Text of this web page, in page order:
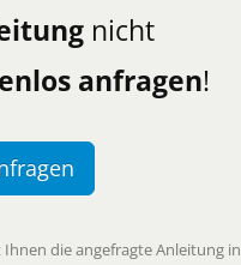
nicht
anfragen!
die angefragte Anleitung in